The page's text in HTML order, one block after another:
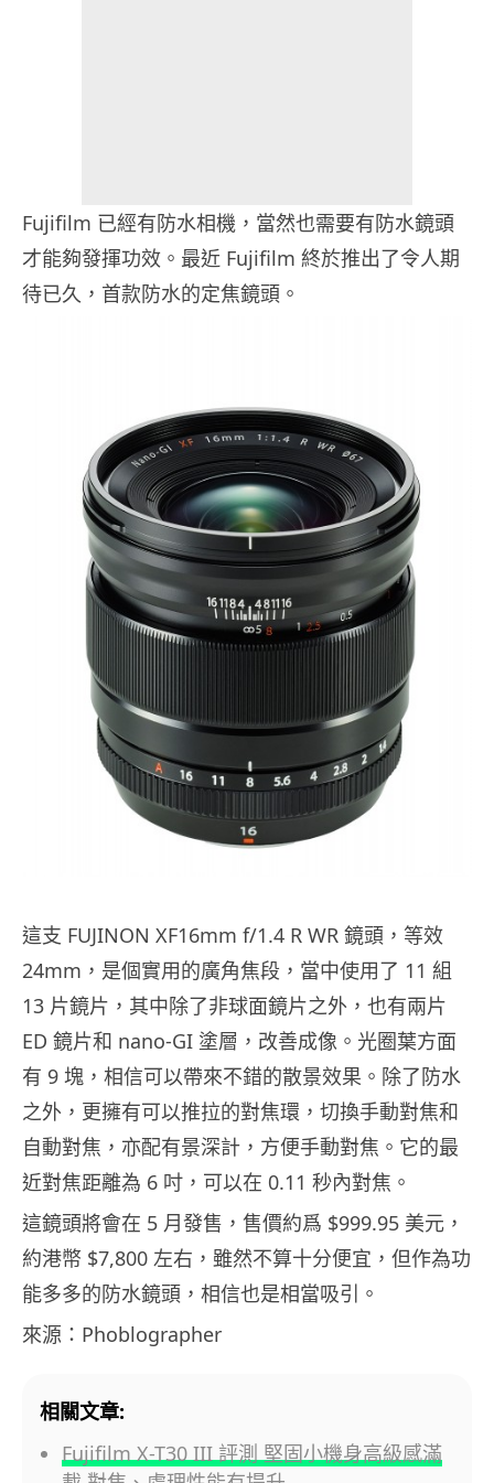
Fujifilm 已經有防水相機，當然也需要有防水鏡頭
才能夠發揮功效。最近 Fujifilm 終於推出了令人期
待已久，首款防水的定焦鏡頭。
這支 FUJINON XF16mm f/1.4 R WR 鏡頭，等效
24mm，是個實用的廣角焦段，當中使用了 11 組
13 片鏡片，其中除了非球面鏡片之外，也有兩片
ED 鏡片和 nano-GI 塗層，改善成像。光圈葉方面
有 9 塊，相信可以帶來不錯的散景效果。除了防水
之外，更擁有可以推拉的對焦環，切換手動對焦和
自動對焦，亦配有景深計，方便手動對焦。它的最
近對焦距離為 6 吋，可以在 0.11 秒內對焦。
這鏡頭將會在 5 月發售，售價約爲 $999.95 美元，
約港幣 $7,800 左右，雖然不算十分便宜，但作為功
能多多的防水鏡頭，相信也是相當吸引。
來源：Phoblographer
相關文章:
Fujifilm X-T30 III 評測 堅固小機身高級感滿